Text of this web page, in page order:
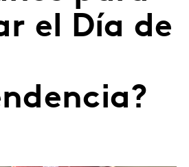
el Día de